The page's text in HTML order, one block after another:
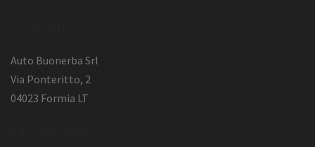
Auto Buonerba Srl
Via Ponteritto, 2
04023 Formia LT